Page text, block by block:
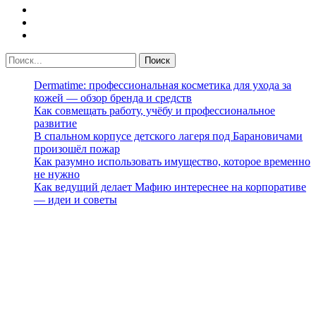
Dermatime: профессиональная косметика для ухода за
кожей — обзор бренда и средств
Как совмещать работу, учёбу и профессиональное
развитие
В спальном корпусе детского лагеря под Барановичами
произошёл пожар
Как разумно использовать имущество, которое временно
не нужно
Как ведущий делает Мафию интереснее на корпоративе
— идеи и советы